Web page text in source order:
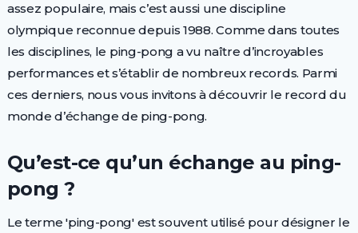
assez populaire, mais c’est aussi une discipline
olympique reconnue depuis 1988. Comme dans toutes
les disciplines, le ping-pong a vu naître d’incroyables
performances et s’établir de nombreux records. Parmi
ces derniers, nous vous invitons à découvrir le record du
monde d’échange de ping-pong.
Qu’est-ce qu’un échange au ping-
pong ?
Le terme 'ping-pong' est souvent utilisé pour désigner le